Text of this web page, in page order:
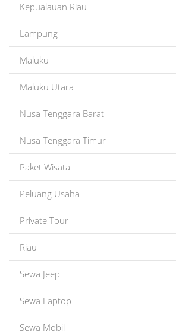
Kepualauan Riau
Lampung
Maluku
Maluku Utara
Nusa Tenggara Barat
Nusa Tenggara Timur
Paket Wisata
Peluang Usaha
Private Tour
Riau
Sewa Jeep
Sewa Laptop
Sewa Mobil